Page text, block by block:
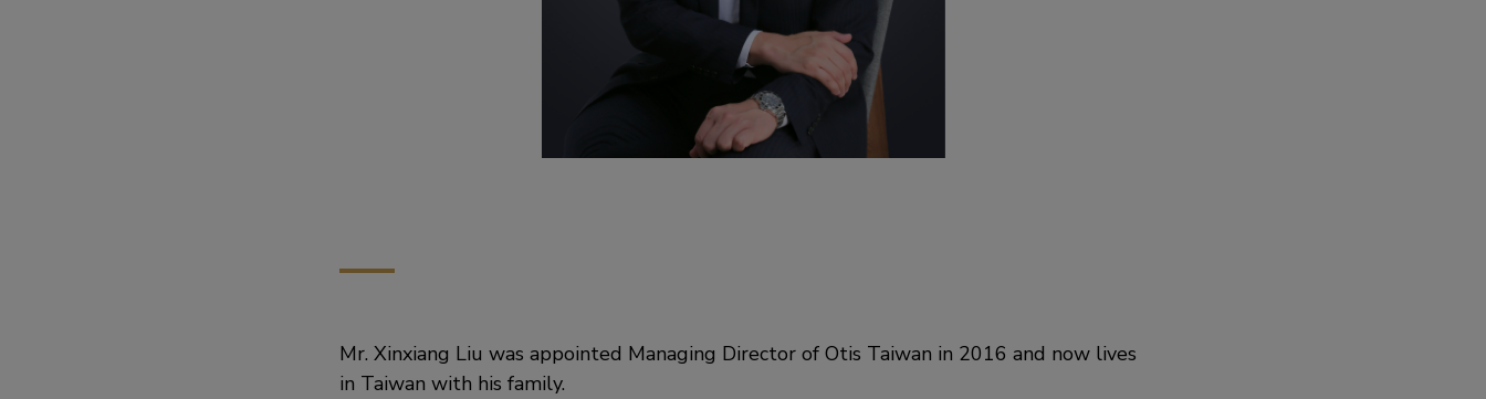
Mr. Xinxiang Liu was appointed Managing Director of Otis Taiwan in 2016 and now lives
in Taiwan with his family.